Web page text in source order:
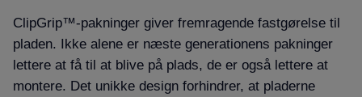
ClipGrip™-pakninger giver fremragende fastgørelse til
pladen. Ikke alene er næste generationens pakninger
lettere at få til at blive på plads, de er også lettere at
montere. Det unikke design forhindrer, at pladerne